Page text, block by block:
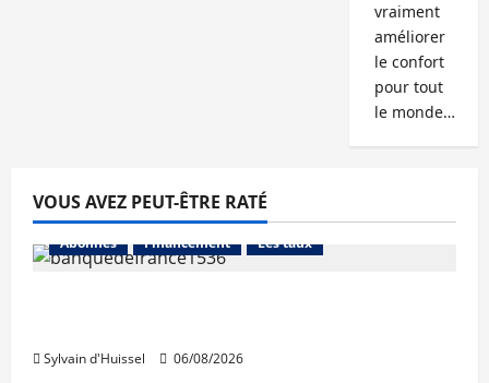
vraiment
améliorer
le confort
pour tout
le monde…
VOUS AVEZ PEUT-ÊTRE RATÉ
Abonnés Financement Les taux
Sylvain d'Huissel 06/08/2026
Abonnés Financement